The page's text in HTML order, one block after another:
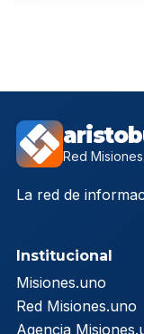
Red
La red de
Institucional
Misiones.uno
Red Misiones.uno
Agencia